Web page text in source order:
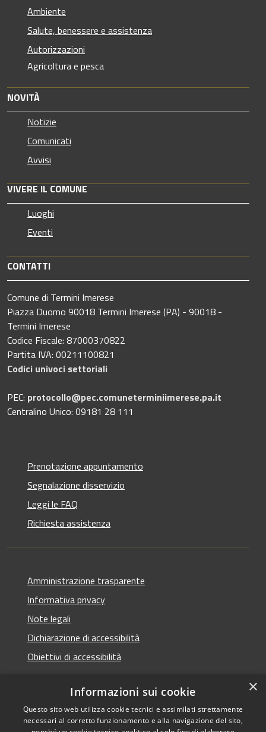
Ambiente
Salute, benessere e assistenza
Autorizzazioni
Agricoltura e pesca
NOVITÀ
Notizie
Comunicati
Avvisi
VIVERE IL COMUNE
Luoghi
Eventi
CONTATTI
Comune di Termini Imerese
Piazza Duomo 90018 Termini Imerese (PA) - 90018 -
Termini Imerese
Codice Fiscale: 87000370822
Partita IVA: 00211100821
Codici univoci settoriali
PEC: protocollo@pec.comuneterminiimerese.pa.it
Centralino Unico: 09181 28 111
Prenotazione appuntamento
Segnalazione disservizio
Leggi le FAQ
Richiesta assistenza
Amministrazione trasparente
Informativa privacy
Note legali
Dichiarazione di accessibilità
Obiettivi di accessibilità
RSS
Copyright © 2026 • Comune di
×
Informazioni sui cookie
Questo sito web utilizza cookie tecnici e assimilati strettamente
necessari al corretto funzionamento e alla navigazione del sito,